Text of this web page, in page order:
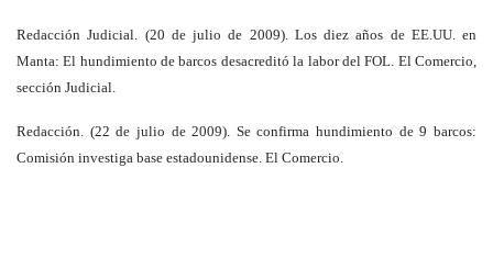
Redacción Judicial. (20 de julio de 2009). Los diez años de EE.UU. en
Manta: El hundimiento de barcos desacreditó la labor del FOL. El Comercio,
sección Judicial.
Redacción. (22 de julio de 2009). Se confirma hundimiento de 9 barcos:
Comisión investiga base estadounidense. El Comercio.